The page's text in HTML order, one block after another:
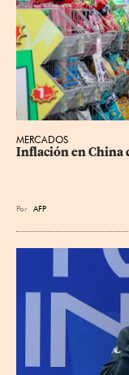
MERCADOS
Inflación en China
Por AFP